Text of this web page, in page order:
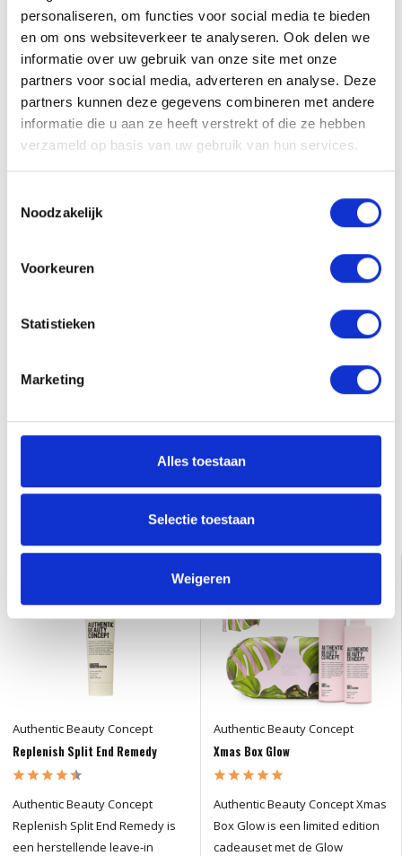
personaliseren, om functies voor social media te bieden
en om ons websiteverkeer te analyseren. Ook delen we
informatie over uw gebruik van onze site met onze
partners voor social media, adverteren en analyse. Deze
partners kunnen deze gegevens combineren met andere
informatie die u aan ze heeft verstrekt of die ze hebben
verzameld op basis van uw gebruik van hun services.
Noodzakelijk
Voorkeuren
Statistieken
Marketing
Alles toestaan
Selectie toestaan
Weigeren
Gerelateerde producten
Replenish Cleanser
31,95
Replenish Conditioner
Condit...
Authentic Beauty Concept
Replenish Split End Remedy
Authentic Beauty Concept
Replenish Split End Remedy is
een herstellende leave-in
Authentic Beauty Concept
Xmas Box Glow
Authentic Beauty Concept Xmas
Box Glow is een limited edition
cadeauset met de Glow